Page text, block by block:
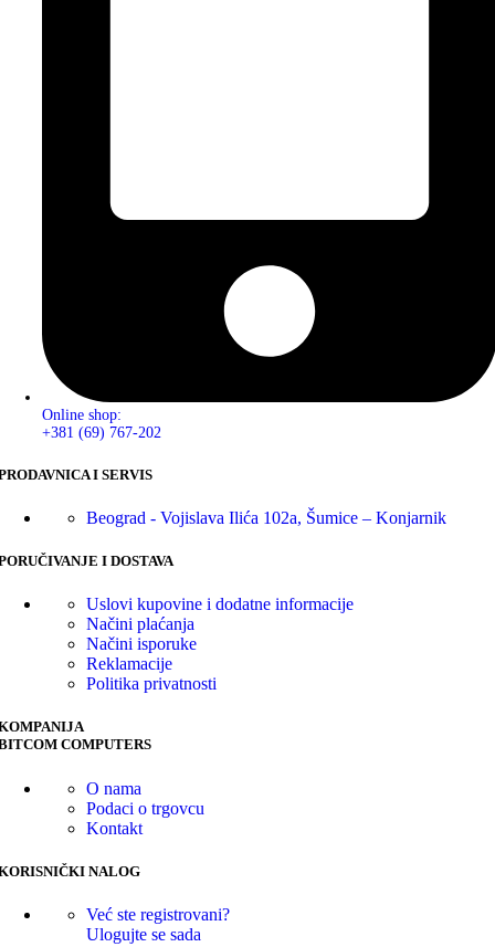
Online shop:
+381 (69) 767-202
I SERVIS
Beograd - Vojislava Ilića 102a, Šumice – Konjarnik
I DOSTAVA
Uslovi kupovine i dodatne informacije
Načini plaćanja
Načini isporuke
Reklamacije
Politika privatnosti
COMPUTERS
O nama
Podaci o trgovcu
Kontakt
NALOG
Već ste registrovani?
Ulogujte se sada